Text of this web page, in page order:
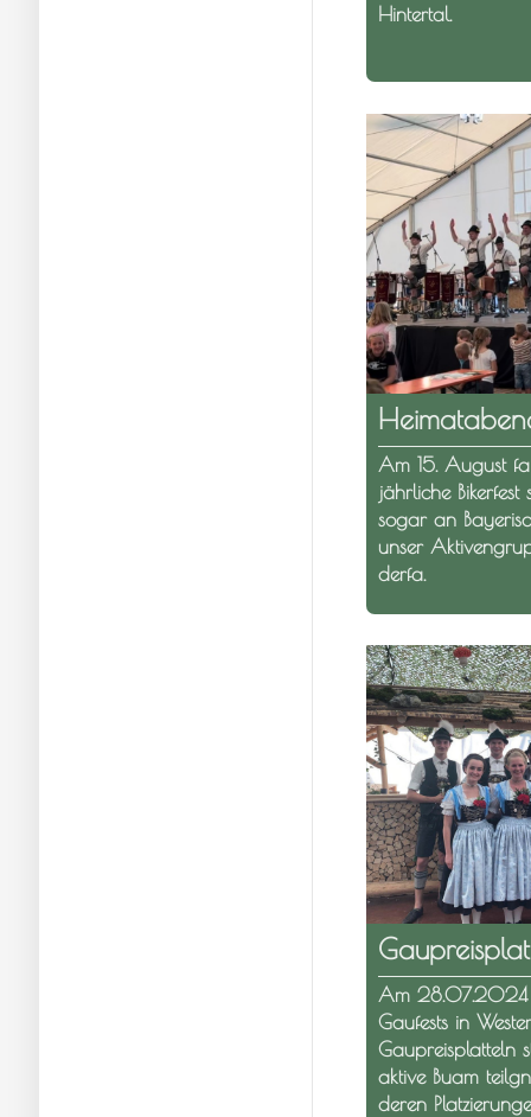
Hintertal.
Am 15. August
jährliche Bikerfest
sogar an
unser
derfa.
Am 28.07.2024
Gaufests in
Gaupreisplatteln
aktive Buam
deren